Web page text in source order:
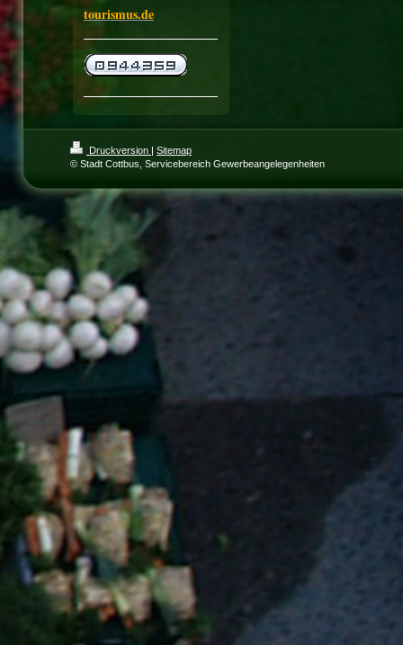
tourismus.de
Druckversion | Sitemap
© Stadt Cottbus, Servicebereich Gewerbeangelegenheiten